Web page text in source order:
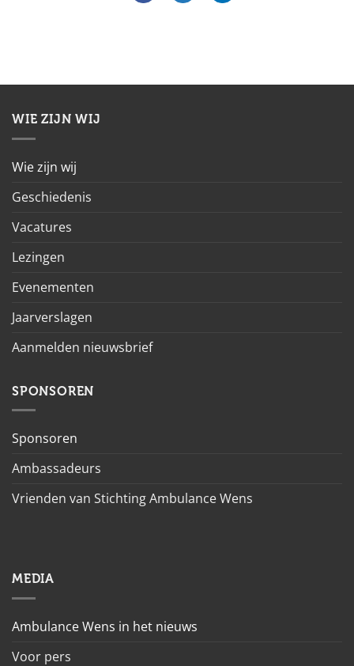
WIE ZIJN WIJ
Wie zijn wij
Geschiedenis
Vacatures
Lezingen
Evenementen
Jaarverslagen
Aanmelden nieuwsbrief
SPONSOREN
Sponsoren
Ambassadeurs
Vrienden van Stichting Ambulance Wens
MEDIA
Ambulance Wens in het nieuws
Voor pers